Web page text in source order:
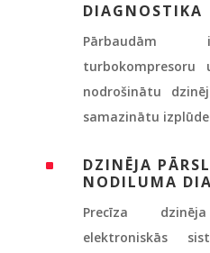
DIAGNOSTIKA
Pārbaudām
nodrošinātu
samazinātu
^
DZINĒJA
NODILUMA
Precīza
elektroniskās